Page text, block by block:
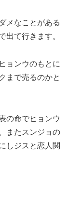
メなことがある
出て行きます。
ョンウのもとに
まで売るのかと
の命でヒョンウ
またスンジョの
しジスと恋人関